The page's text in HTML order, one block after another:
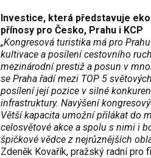
Investice, která představuje
přínosy pro Česko, Prahu i KCP
„Kongresová turistika má pro
kultivace a posílení cestovního
mezinárodní prestiž a posun v
se Praha řadí mezi TOP 5 světov
posílení její pozice v silné
infrastruktury. Navýšení
Větší kapacita umožní přilákat do
celosvětové akce a spolu s nimi i
špičkové vědce z nejrůznějších
Zdeněk Kovařík, pražský radní pro